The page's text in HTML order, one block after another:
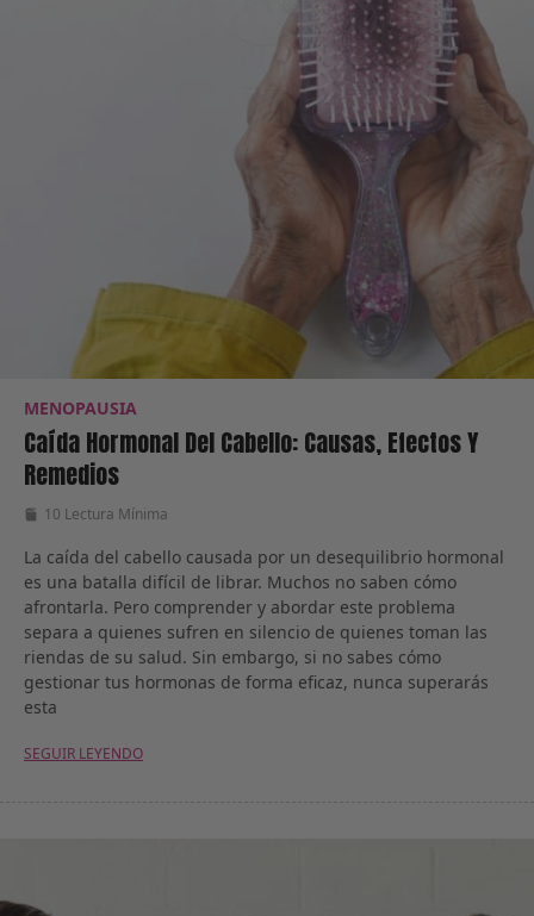
MENOPAUSIA
Caída Hormonal Del Cabello: Causas, Efectos Y
Remedios
10 Lectura Mínima
La caída del cabello causada por un desequilibrio hormonal
es una batalla difícil de librar. Muchos no saben cómo
afrontarla. Pero comprender y abordar este problema
separa a quienes sufren en silencio de quienes toman las
riendas de su salud. Sin embargo, si no sabes cómo
gestionar tus hormonas de forma eficaz, nunca superarás
esta
SEGUIR LEYENDO